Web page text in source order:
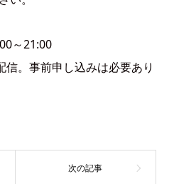
～21:00
。事前申し込みは必要あり